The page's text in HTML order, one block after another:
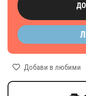
Добави в любими